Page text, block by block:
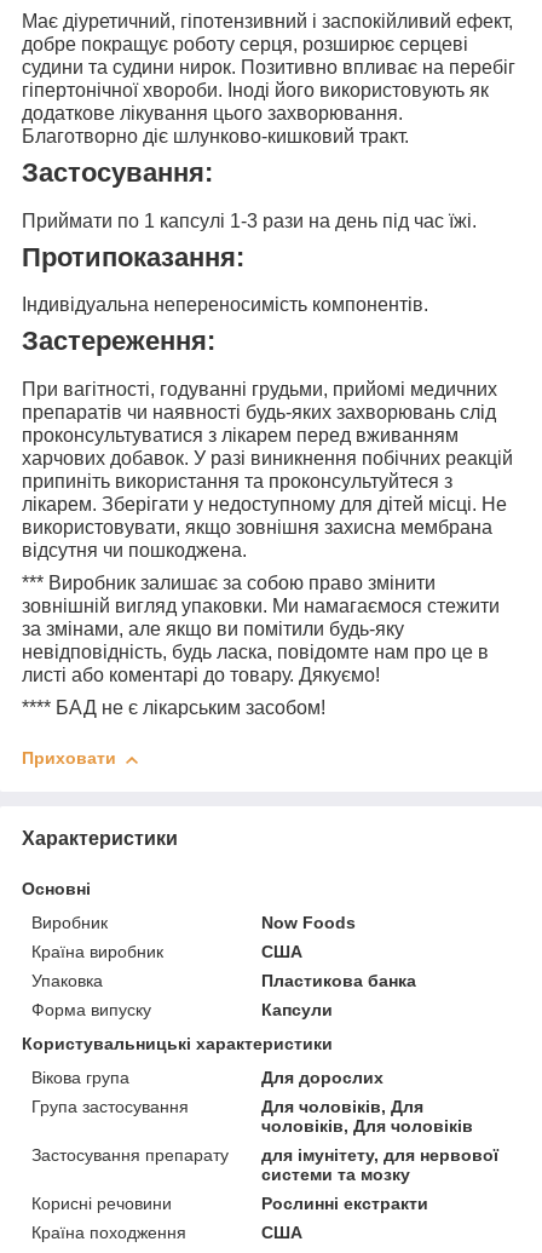
Має діуретичний, гіпотензивний і заспокійливий ефект,
добре покращує роботу серця, розширює серцеві
судини та судини нирок. Позитивно впливає на перебіг
гіпертонічної хвороби. Іноді його використовують як
додаткове лікування цього захворювання.
Благотворно діє шлунково-кишковий тракт.
Застосування:
Приймати по 1 капсулі 1-3 рази на день під час їжі.
Протипоказання:
Індивідуальна непереносимість компонентів.
Застереження:
При вагітності, годуванні грудьми, прийомі медичних
препаратів чи наявності будь-яких захворювань слід
проконсультуватися з лікарем перед вживанням
харчових добавок. У разі виникнення побічних реакцій
припиніть використання та проконсультуйтеся з
лікарем. Зберігати у недоступному для дітей місці. Не
використовувати, якщо зовнішня захисна мембрана
відсутня чи пошкоджена.
*** Виробник залишає за собою право змінити
зовнішній вигляд упаковки. Ми намагаємося стежити
за змінами, але якщо ви помітили будь-яку
невідповідність, будь ласка, повідомте нам про це в
листі або коментарі до товару. Дякуємо!
**** БАД не є лікарським засобом!
Приховати
Характеристики
Основні
Виробник
Now Foods
Країна виробник
США
Упаковка
Пластикова банка
Форма випуску
Капсули
Користувальницькі характеристики
Вікова група
Для дорослих
Група застосування
Для чоловіків, Для
чоловіків, Для чоловіків
Застосування препарату
для імунітету, для нервової
системи та мозку
Корисні речовини
Рослинні екстракти
Країна походження
США